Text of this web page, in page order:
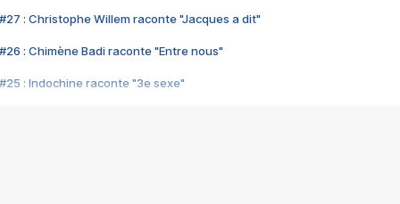
#27 : Christophe Willem raconte "Jacques a dit"
#26 : Chimène Badi raconte "Entre nous"
#25 : Indochine raconte "3e sexe"